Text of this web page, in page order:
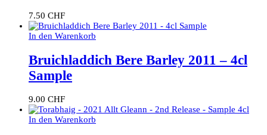
7.50 CHF
In den Warenkorb
Bruichladdich Bere Barley 2011 – 4cl
Sample
9.00 CHF
In den Warenkorb